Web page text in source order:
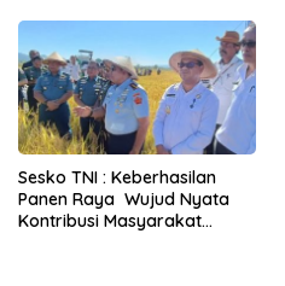
Sesko TNI : Keberhasilan
Panen Raya Wujud Nyata
Kontribusi Masyarakat